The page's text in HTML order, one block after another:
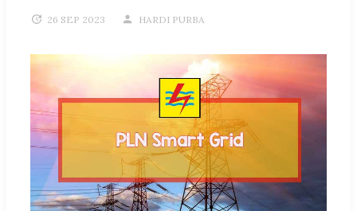
26 SEP 2023 HARDI PURBA